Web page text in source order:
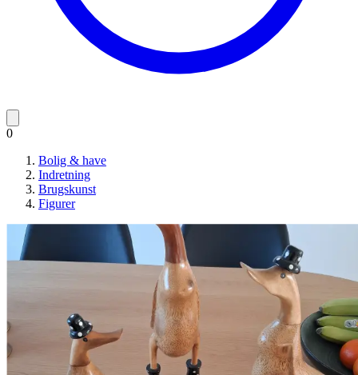
0
Bolig & have
Indretning
Brugskunst
Figurer